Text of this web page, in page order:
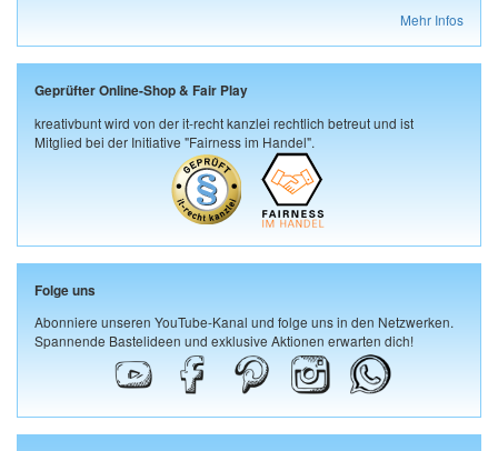
Mehr Infos
Geprüfter Online-Shop & Fair Play
kreativbunt wird von der it-recht kanzlei rechtlich betreut und ist
Mitglied bei der Initiative "Fairness im Handel".
Folge uns
Abonniere unseren YouTube-Kanal und folge uns in den Netzwerken.
Spannende Bastelideen und exklusive Aktionen erwarten dich!